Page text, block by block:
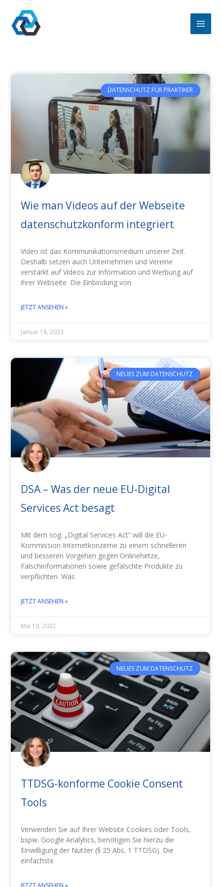
Inhalt
springen
DATENSCHUTZ FÜR PRAKTIKER
Wie man Videos auf der Webseite
datenschutzkonform integriert
Video ist das Kommunikationsmedium unserer Zeit.
Deshalb setzen auch Unternehmen und Vereine
verstärkt auf Videos zur Information und Werbung auf
ihrer Webseite. Die Einbindung von
JETZT ANSEHEN »
Januar 18, 2023
NEUES ZUM DATENSCHUTZ
DSA – Was der neue EU-Digital
Services Act besagt
Mit dem sog. „Digital Services Act“ will die EU-
Kommission Internetkonzerne zu einem schnelleren
und besseren Vorgehen gegen Onlinehetze,
Falschinformationen sowie gefälschte Produkte zu
verpflichten. Was
JETZT ANSEHEN »
Mai 10, 2022
NEUES ZUM DATENSCHUTZ
TTDSG-konforme Cookie Consent
Tools
Verwenden Sie auf Ihrer Website Cookies oder Tools,
bspw. Google Analytics, benötigen Sie hierzu die
Einwilligung der Nutzer (§ 25 Abs. 1 TTDSG). Die
einfachste
JETZT ANSEHEN »